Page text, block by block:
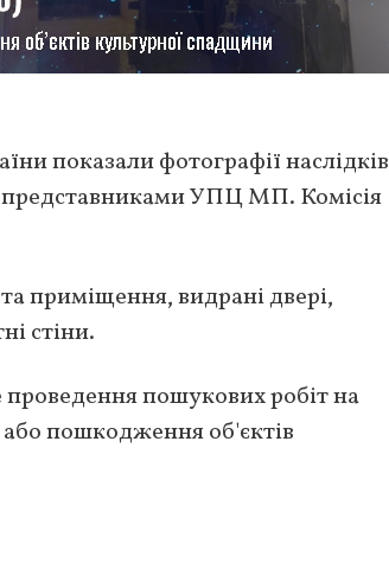
показали фотографії наслідків
УПЦ МП. Комісія
приміщення, видрані двері,
стіни.
пошукових робіт на
пошкодження об'єктів